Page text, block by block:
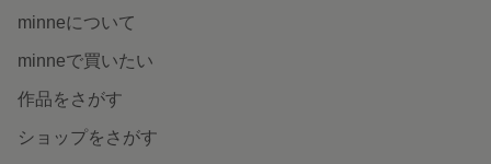
minneについて
minneで買いたい
作品をさがす
ショップをさがす